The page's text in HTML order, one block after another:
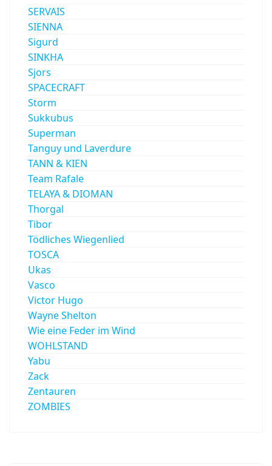
SERVAIS
SIENNA
Sigurd
SINKHA
Sjors
SPACECRAFT
Storm
Sukkubus
Superman
Tanguy und Laverdure
TANN & KIEN
Team Rafale
TELAYA & DIOMAN
Thorgal
Tibor
Tödliches Wiegenlied
TOSCA
Ukas
Vasco
Victor Hugo
Wayne Shelton
Wie eine Feder im Wind
WOHLSTAND
Yabu
Zack
Zentauren
ZOMBIES